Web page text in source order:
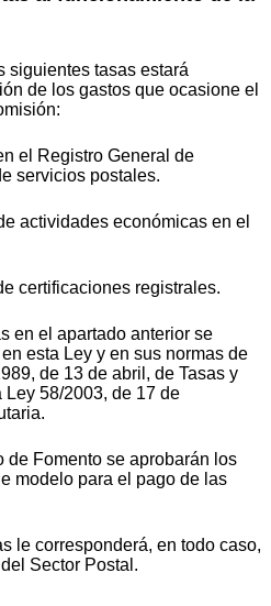
siguientes tasas estará
de los gastos que ocasione el
el Registro General de
servicios postales.
actividades económicas en el
certificaciones registrales.
en el apartado anterior se
esta Ley y en sus normas de
de 13 de abril, de Tasas y
58/2003, de 17 de
de Fomento se aprobarán los
modelo para el pago de las
le corresponderá, en todo caso,
Sector Postal.